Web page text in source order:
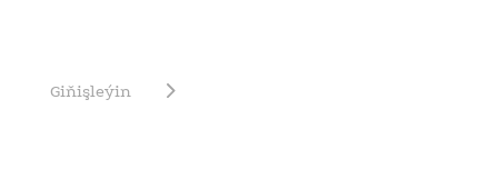
Giňişleýin